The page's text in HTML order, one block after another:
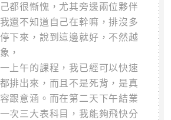
都很慚愧，尤其旁邊兩位夥伴
還不知道自己在幹嘛，排沒多
下來，說到這邊就好，不然越
，
上午的課程，我已經可以快速
排出來，而且不是死背，是真
跟意涵。而在第二天下午結業
次三大表科目，我能夠飛快分